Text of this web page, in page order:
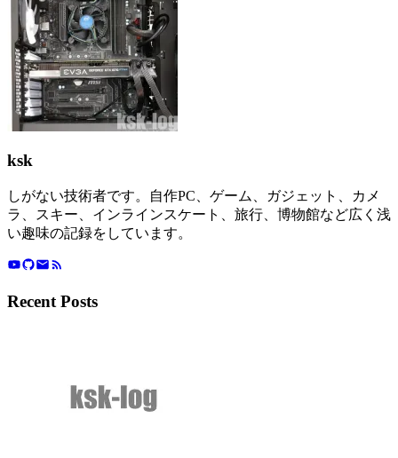
ksk
しがない技術者です。自作PC、ゲーム、ガジェット、カメ
ラ、スキー、インラインスケート、旅行、博物館など広く浅
い趣味の記録をしています。
Recent Posts